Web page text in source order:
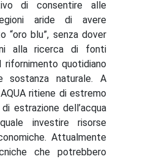
di consentire alle
aride di avere
“oro blu”, senza dover
alla ricerca di fonti
rifornimento quotidiano
sostanza naturale. A
ritiene di estremo
estrazione dell’acqua
investire risorse
Attualmente
che potrebbero